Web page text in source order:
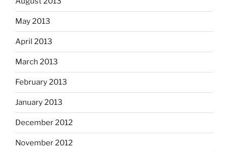
May 2013
April 2013
March 2013
February 2013
January 2013
December 2012
November 2012